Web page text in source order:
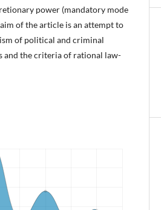
power (mandatory mode
of the article is an attempt to
of political and criminal
and the criteria of rational law-